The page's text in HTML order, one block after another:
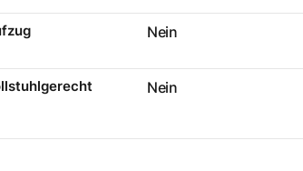
Nein
Nein